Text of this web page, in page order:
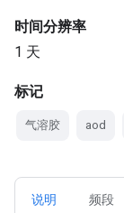
时间分辨率
1 天
标记
气溶胶 aod
说明 频段